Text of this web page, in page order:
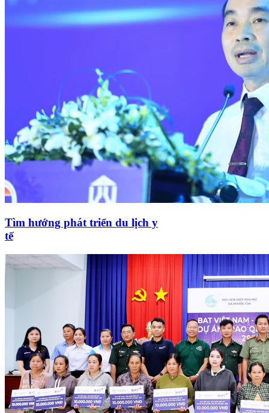
Tìm hướng phát triển du lịch y
tế